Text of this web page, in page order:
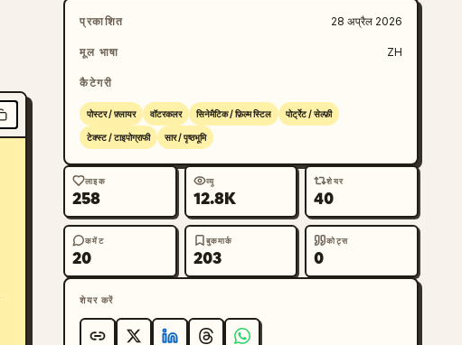
प्रकाशित 28 अप्रैल 2026
मूल भाषा ZH
कैटेगरी
पोस्टर / फ़्लायर वॉटरकलर सिनेमैटिक / फ़िल्म स्टिल पोर्ट्रेट / सेल्फ़ी
टेक्स्ट / टाइपोग्राफी सार / पृष्ठभूमि
लाइक
258
व्यू
12.8K
शेयर
40
कमेंट
20
बुकमार्क
203
कोट्स
0
शेयर करें